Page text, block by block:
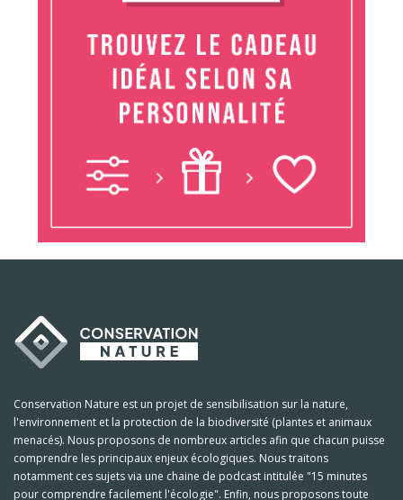
Conservation Nature est un projet de sensibilisation sur la nature,
l'environnement et la protection de la biodiversité (plantes et animaux
menacés). Nous proposons de nombreux articles afin que chacun puisse
comprendre les principaux enjeux écologiques. Nous traitons
notamment ces sujets via une chaine de podcast intitulée "15 minutes
pour comprendre facilement l'écologie". Enfin, nous proposons toute